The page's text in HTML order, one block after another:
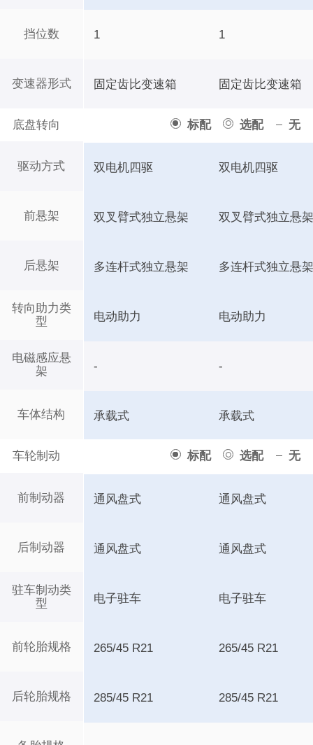
挡位数
变速器形式
底盘转向 标配 选配 无
驱动方式
前悬架
后悬架
转向助力类
型
电磁感应悬
架
车体结构
车轮制动 标配 选配 无
前制动器
后制动器
驻车制动类
型
前轮胎规格
后轮胎规格
1 1
固定齿比变速箱 固定齿比变速箱
双电机四驱 双电机四驱
双叉臂式独立悬架 双叉臂式独立悬
多连杆式独立悬架 多连杆式独立悬
电动助力 电动助力
- -
承载式 承载式
通风盘式 通风盘式
通风盘式 通风盘式
电子驻车 电子驻车
265/45 R21 265/45 R21
285/45 R21 285/45 R21